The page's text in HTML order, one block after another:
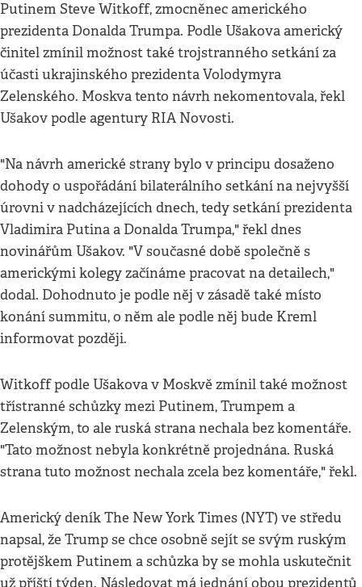
Putinem Steve Witkoff, zmocněnec amerického
prezidenta Donalda Trumpa. Podle Ušakova americký
činitel zmínil možnost také trojstranného setkání za
účasti ukrajinského prezidenta Volodymyra
Zelenského. Moskva tento návrh nekomentovala, řekl
Ušakov podle agentury RIA Novosti.
"Na návrh americké strany bylo v principu dosaženo
dohody o uspořádání bilaterálního setkání na nejvyšší
úrovni v nadcházejících dnech, tedy setkání prezidenta
Vladimira Putina a Donalda Trumpa," řekl dnes
novinářům Ušakov. "V současné době společně s
americkými kolegy začínáme pracovat na detailech,"
dodal. Dohodnuto je podle něj v zásadě také místo
konání summitu, o něm ale podle něj bude Kreml
informovat později.
Witkoff podle Ušakova v Moskvě zmínil také možnost
třístranné schůzky mezi Putinem, Trumpem a
Zelenským, to ale ruská strana nechala bez komentáře.
"Tato možnost nebyla konkrétně projednána. Ruská
strana tuto možnost nechala zcela bez komentáře," řekl.
Americký deník The New York Times (NYT) ve středu
napsal, že Trump se chce osobně sejít se svým ruským
protějškem Putinem a schůzka by se mohla uskutečnit
už příští týden. Následovat má jednání obou prezidentů